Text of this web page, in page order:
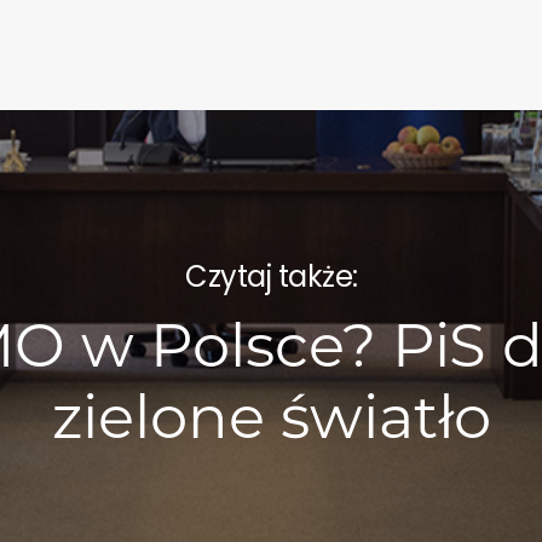
Czytaj także:
w Polsce? PiS
zielone światło